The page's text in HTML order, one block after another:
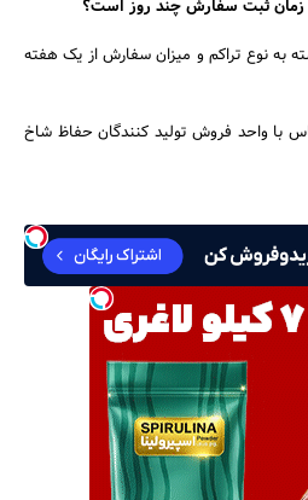
زمان ثبت سفارش چند روز است؟
به نوع تراکم و میزان سفارش از یک هفته
با واحد فروش تولید کنندگان حفاظ شاخ